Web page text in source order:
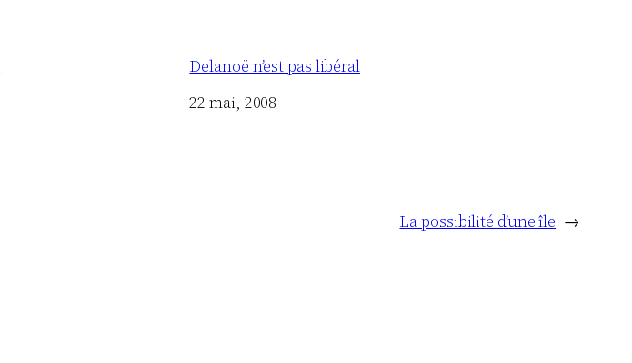
Delanoë n’est pas libéral
Date
22 mai, 2008
La possibilité d’une île →